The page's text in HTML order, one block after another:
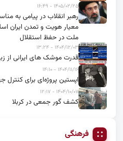
۱۴۰۵/۰۲/۲۵ - ۱۶:۴۹
رهبر انقلاب در پیامی به
معیار هویت و تمدن ایران
ملت در حفظ استقلال
۱۴۰۴/۱۲/۰۳ - ۱۳:۲۴
قدرت موشک های ایرانی از
۱۴۰۴/۱۱/۱۶ - ۱۴:۱۰
اپستین پروژه‌ای برای کنترل
۱۴۰۴/۱۰/۰۷ - ۱۲:۱۷
کشف گور جمعی در کربلا
فرهنگی